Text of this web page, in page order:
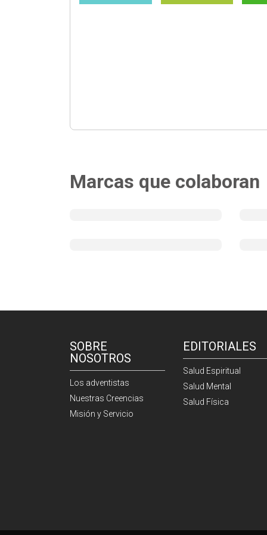
Marcas que colaboran
SOBRE
NOSOTROS
Los adventistas
Nuestras Creencias
Misión y Servicio
EDITORIALES
Salud Espiritual
Salud Mental
Salud Física